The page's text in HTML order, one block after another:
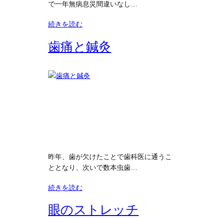
で一年無病息災間違いなし…
続きを読む
歯痛と鍼灸
昨年、歯が欠けたことで歯科医に通うこ
ととなり、次いで数本虫歯…
続きを読む
眼のストレッチ